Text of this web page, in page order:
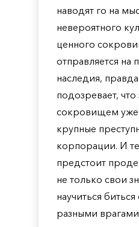
наводят го на
невероятного
ценного
отправляется на
наследия,
подозревает, что
сокровищем уже
крупные
корпорации. И
предстоит
не только свои
научиться
разными